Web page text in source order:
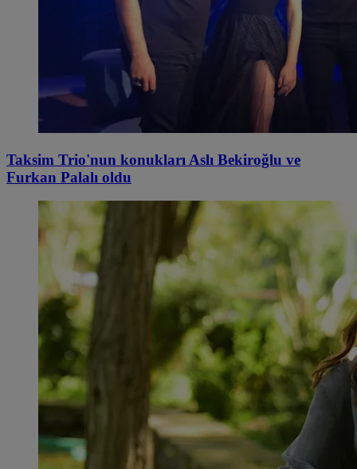
Taksim Trio'nun konukları Aslı Bekiroğlu ve
Furkan Palalı oldu